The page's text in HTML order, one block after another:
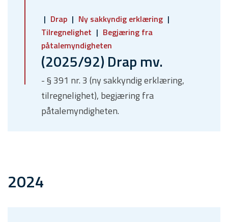
Drap
Ny sakkyndig erklæring
Tilregnelighet
Begjæring fra
påtalemyndigheten
(2025/92) Drap mv.
- § 391 nr. 3 (ny sakkyndig erklæring,
tilregnelighet), begjæring fra
påtalemyndigheten.
2024